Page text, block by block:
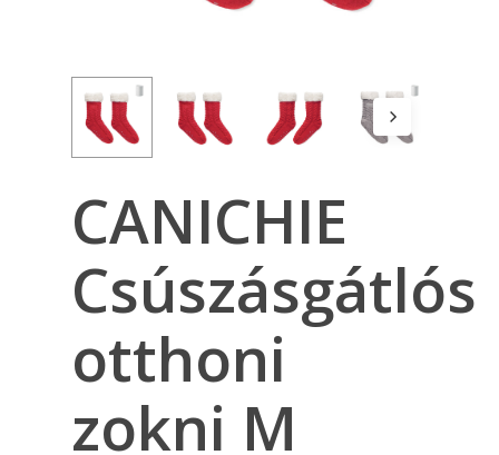
CANICHIE
Csúszásgátlós
otthoni
zokni M